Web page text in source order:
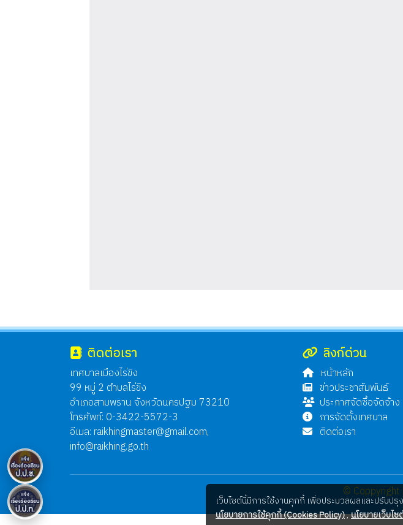
ติดต่อเรา
เทศบาลเมืองไร่ขิง
99 หมู่ 2 ตำบลไร่ขิง
อำเภอสามพราน จังหวัดนครปฐม 73210
โทรศัพท์: 0-3422-5572-3
อีเมล: raikhingmaster@gmail.com,
info@raikhing.go.th
ลิงก์ด่วน
หน้าหลัก
ข่าวประชาสัมพันธ์
ประกาศจัดซื้อจัดจ้าง
การจัดตั้งเทศบาล
ติดต่อเรา
© Coppyright
เว็บไซต์นี้มีการใช้งานคุกกี้ เพื่อประมวลผลและปรับป
นโยบายการใช้คุกกี้ (Cookies Policy),นโยบายเว็บไ